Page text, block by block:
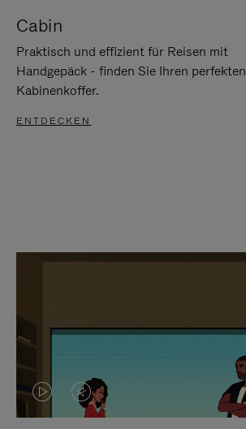
Cabin
Praktisch und effizient für Reisen mit
Handgepäck - finden Sie Ihren perfekten
Kabinenkoffer.
ENTDECKEN
DASVIDEO